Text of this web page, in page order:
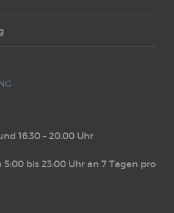
16.30 – 20.00 Uhr
bis 23:00 Uhr an 7 Tagen pro